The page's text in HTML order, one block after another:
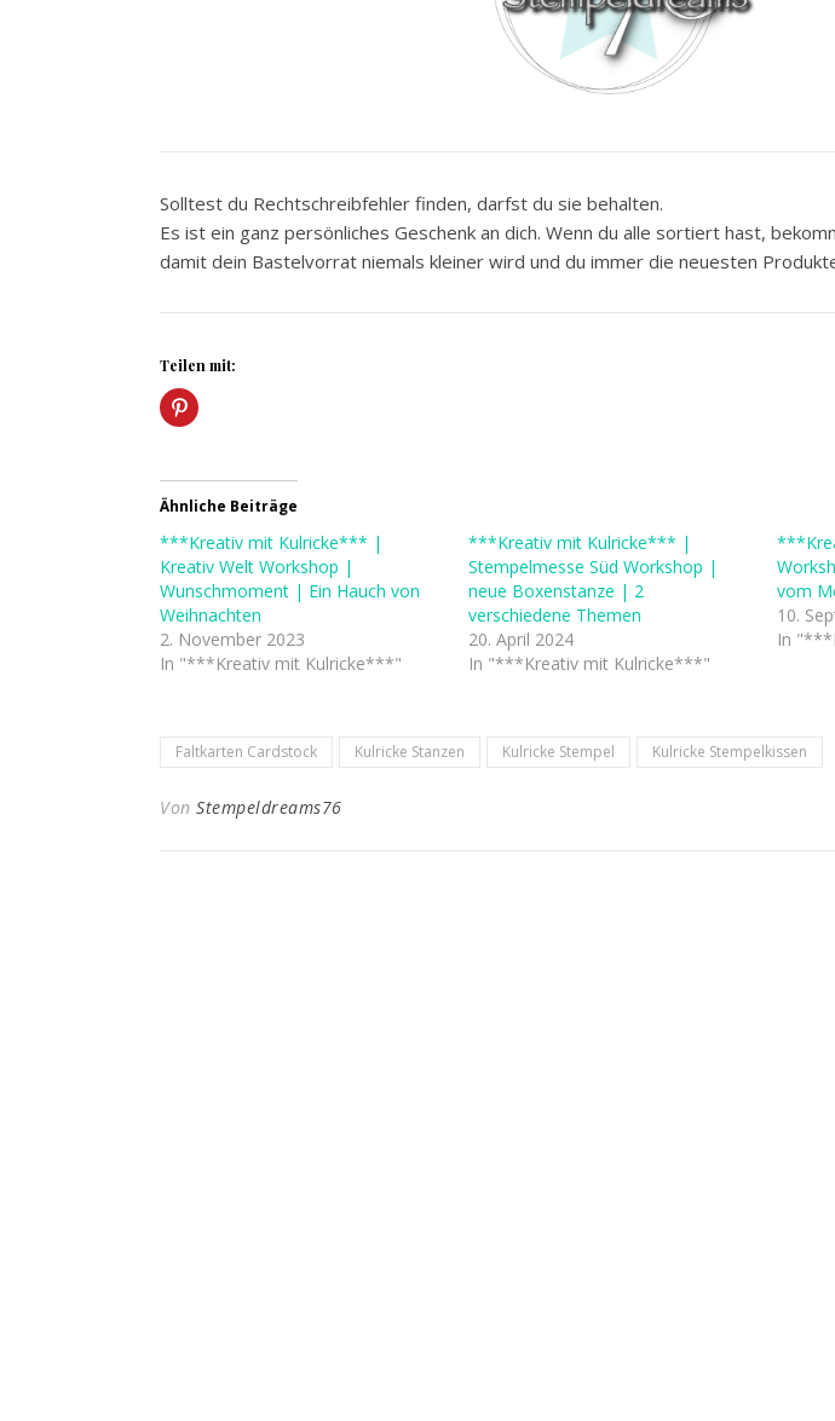
Solltest du Rechtschreibfehler finden, darfst du sie behalten.
Es ist ein ganz persönliches Geschenk an dich. Wenn du alle sortiert hast,
damit dein Bastelvorrat niemals kleiner wird und du immer die neuesten
Teilen mit:
Ähnliche Beiträge
***Kreativ mit Kulricke*** |
Kreativ Welt Workshop |
Wunschmoment | Ein Hauch von
Weihnachten
2. November 2023
In "***Kreativ mit Kulricke***"
***Kreativ mit Kulricke*** |
Stempelmesse Süd Workshop |
neue Boxenstanze | 2
verschiedene Themen
20. April 2024
In "***Kreativ mit Kulricke***"
vom
10.
In
Faltkarten Cardstock Kulricke Stanzen Kulricke Stempel Kulricke Stempelkissen
Von Stempeldreams76